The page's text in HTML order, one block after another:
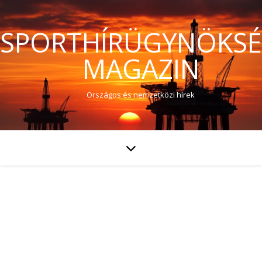
MAGAZIN
Országos és nemzetközi hírek